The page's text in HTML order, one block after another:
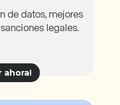
de datos, mejores
legales.
ahora!